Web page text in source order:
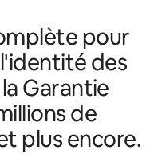
pour
des
Garantie
de
plus encore.